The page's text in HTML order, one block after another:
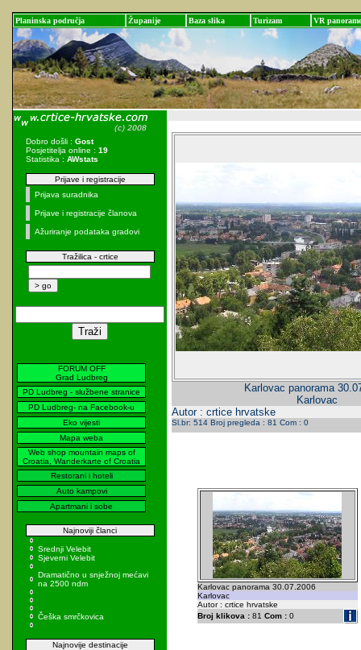
Planinska područja Županije Baza slika Turizam VR panorame
Dobro došli : Gost
Posjetitelja online : 19
Statistika : AWstats
Prijave i registracije
Prijava suradnika
Prijave i registracije članova
Ažuriranje podataka gradovi
Tražilica - crtice
FORUM OFF
Grad Ludbreg
PD Ludbreg - službene stranice
PD Ludbreg- na Facebook-u
Eko vijesti
Mapa weba
Web shop mountain maps of
Croatia, Wanderkarte of Croatia
Restorani i hoteli
Auto kampovi
Apartmani i sobe
Najnoviji članci
Srednji Velebit
Sjeverni Velebit
Dramatično u snježnoj mećavi
na 2500 ndm
Češka smrčkovica
Najnovije destinacije
Karlovac panorama
Karlovac
Autor : crtice hrvatske
Sl.br: 514 Broj pregleda : 81 Com : 0
Karlovac panorama 30.07.2006
Karlovac
Autor : crtice hrvatske
Broj klikova :81 Com :0